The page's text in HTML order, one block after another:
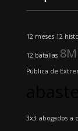
12 meses 12
12 batallas 8M
Pública de
3x3 abogados a